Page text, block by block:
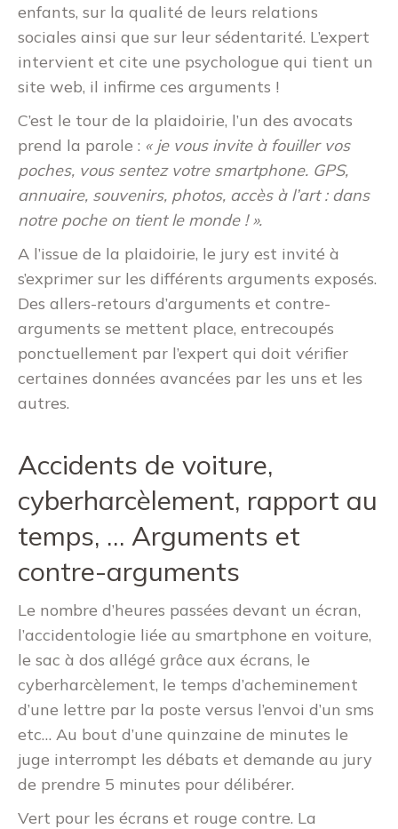
enfants, sur la qualité de leurs relations
sociales ainsi que sur leur sédentarité. L’expert
intervient et cite une psychologue qui tient un
site web, il infirme ces arguments !
C’est le tour de la plaidoirie, l’un des avocats
prend la parole : « je vous invite à fouiller vos
poches, vous sentez votre smartphone. GPS,
annuaire, souvenirs, photos, accès à l’art : dans
notre poche on tient le monde ! ».
A l’issue de la plaidoirie, le jury est invité à
s’exprimer sur les différents arguments exposés.
Des allers-retours d’arguments et contre-
arguments se mettent place, entrecoupés
ponctuellement par l’expert qui doit vérifier
certaines données avancées par les uns et les
autres.
Accidents de voiture,
cyberharcèlement, rapport au
temps, … Arguments et
contre-arguments
Le nombre d’heures passées devant un écran,
l’accidentologie liée au smartphone en voiture,
le sac à dos allégé grâce aux écrans, le
cyberharcèlement, le temps d’acheminement
d’une lettre par la poste versus l’envoi d’un sms
etc… Au bout d’une quinzaine de minutes le
juge interrompt les débats et demande au jury
de prendre 5 minutes pour délibérer.
Vert pour les écrans et rouge contre. La